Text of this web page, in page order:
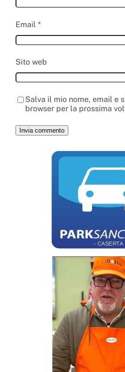
Email *
Sito web
Salva il mio nome, email e
browser per la prossima